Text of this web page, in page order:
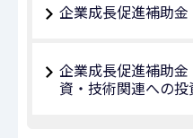
企業成長促進補助金
企業成長促進補助
資・技術関連への投